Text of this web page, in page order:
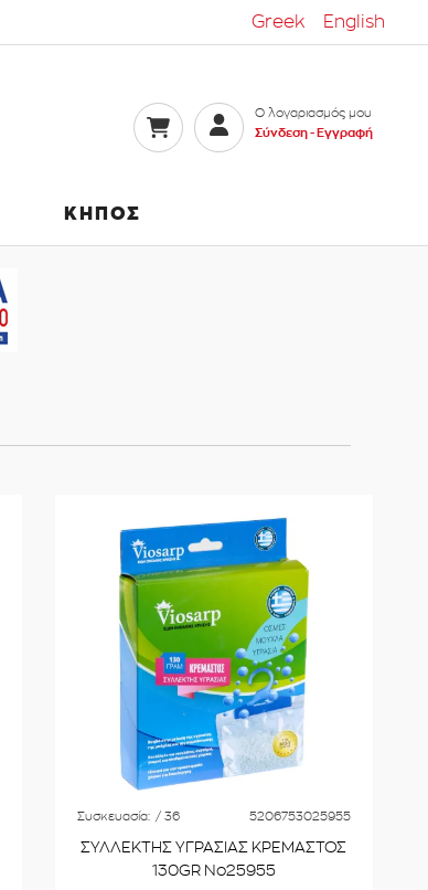
Greek English
Ο λογαριασμός μου
Σύνδεση - Εγγραφή
ΚΗΠΟΣ
Συσκευασία: / 36 5206753025955
ΣΥΛΛΕΚΤΗΣ ΥΓΡΑΣΙΑΣ ΚΡΕΜΑΣΤΟΣ
130GR No25955